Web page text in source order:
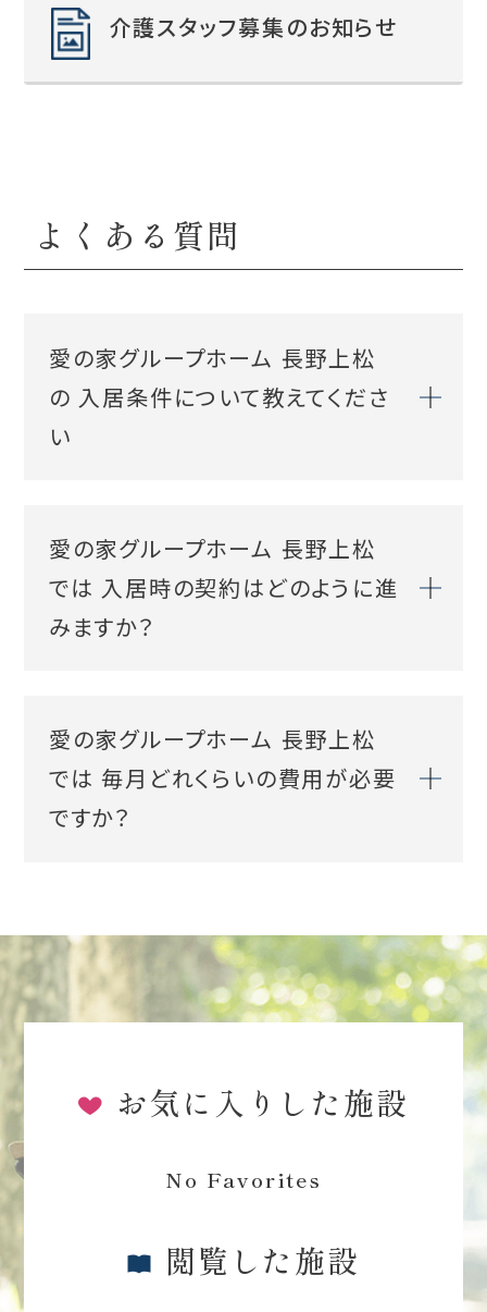
介護スタッフ募集のお知らせ
よくある質問
愛の家グループホーム 長野上松
の 入居条件について教えてくださ
い
愛の家グループホーム 長野上松
では 入居時の契約はどのように進
みますか？
愛の家グループホーム 長野上松
では 毎月どれくらいの費用が必要
ですか？
お気に入りした施設
No Favorites
閲覧した施設